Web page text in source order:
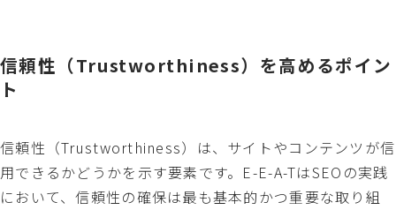
信頼性（Trustworthiness）を高めるポイン
ト
信頼性（Trustworthiness）は、サイトやコンテンツが信
用できるかどうかを示す要素です。E-E-A-TはSEOの実践
において、信頼性の確保は最も基本的かつ重要な取り組